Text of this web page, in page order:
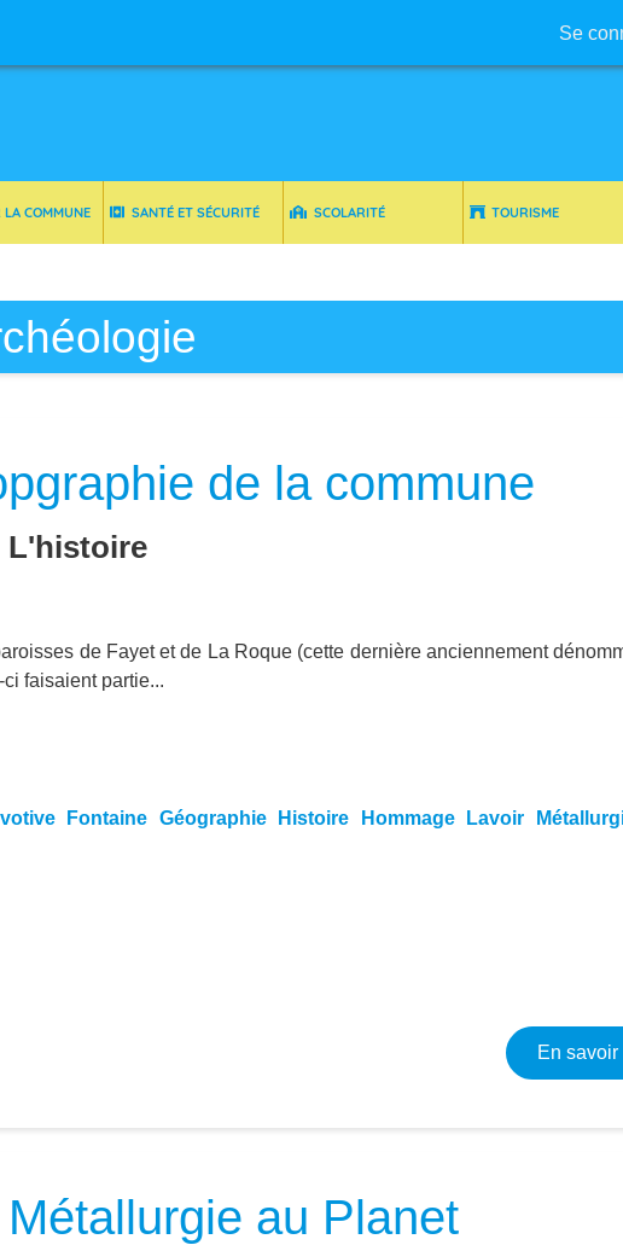
Se
LA COMMUNE SANTÉ ET SÉCURITÉ SCOLARITÉ TOURISME
de la commune
L'histoire
de Fayet et de La Roque (cette dernière anciennement
faisaient partie...
Fontaine Géographie Histoire Hommage Lavoir
En savoir
au Planet